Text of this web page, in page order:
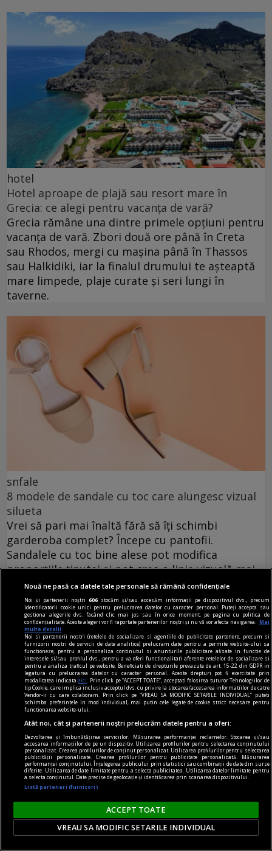
hotel
Hotel aproape de plajă sau resort mare în
Grecia: ce alegi pentru vacanța de vară?
Grecia rămâne una dintre primele opțiuni pentru
vacanța de vară. Zbori două ore până în Creta
sau Rhodos, mergi cu mașina până în Thassos
sau Halkidiki, iar la finalul drumului te așteaptă
mare limpede, plaje curate și seri lungi în
taverne.
snfale
8 modele de sandale cu toc care alungesc vizual
silueta
Vrei să pari mai înaltă fără să îți schimbi
garderoba complet? Începe cu pantofii.
Sandalele cu toc bine alese pot modifica
proporțiile ținutei și pot crea o linie vizuală mai
lungă a picioarelor.
anvelope
Anvelope all season în oraș: soluție practică sau
compromis?
În oraș, mașina este folosită diferit față de
drumurile lungi sau traseele montane. Distanțele
Nouă ne pasă ca datele tale personale să rămână confidențiale
Noi și partenerii noștri606 stocăm și/sau accesăm informații pe dispozitivul dvs., precum
identificatorii cookie unici pentru prelucrarea datelor cu caracter personal. Puteți accepta sau
gestiona alegerile dvs. făcând clic mai jos sau în orice moment, pe pagina cu politica de
confidențialitate. Aceste alegeri vor fi raportate partenerilor noștri și nu vă vor afecta navigarea.
Mai
multe detalii
Noi si partenerii nostri (retelele de socializare si agentiile de publicitate partenere, precum si
furnizorii nostri de servicii de date analitice) prelucram date pentru a permite website-ului sa
functioneze, pentru a personaliza continutul si anunturile publicitare afisate in functie de
interesele si/sau profilul dvs., pentru a va oferi functionalitati aferente retelelor de socializare si
pentru a analiza traficul pe website. Beneficiati de drepturile prevazute de art. 15-22 din GDPR in
legatura cu prelucrarea datelor cu caracter personal. Aceste drepturi pot fi exercitate prin
modalitatea indicataaici
. Prin click pe “ACCEPT TOATE”, acceptati folosirea tuturor Tehnologiilor de
tip Cookie, care implica inclusiv acceptul dvs. cu privire la stocarea/accesarea informatiilor de catre
Vendor-ii cu care colaboram. Prin click pe “VREAU SA MODIFIC SETARILE INDIVIDUAL” puteti
schimba preferintele in mod individual, mai putin cele legate de cookie strict necesare pentru
functionarea website-ului.
Atât noi, cât și partenerii noștri prelucrăm datele pentru a oferi:
Dezvoltarea și îmbunătățirea serviciilor. Măsurarea performanței reclamelor. Stocarea și/sau
accesarea informațiilor de pe un dispozitiv. Utilizarea profilurilor pentru selectarea conținutului
personalizat. Crearea profilurilor de conținut personalizat. Utilizarea profilurilor pentru selectarea
publicității personalizate. Crearea profilurilor pentru publicitate personalizată. Măsurarea
performanței conținutului. Înțelegerea publicului prin statistici sau combinații de date din surse
diferite. Utilizarea de date limitate pentru a selecta publicitatea. Utilizarea datelor limitate pentru
a selecta conținutul. Date precise de geolocație și identificarea prin scanarea dispozitivului.
Listă parteneri (furnizori)
ACCEPT TOATE
VREAU SA MODIFIC SETARILE INDIVIDUAL